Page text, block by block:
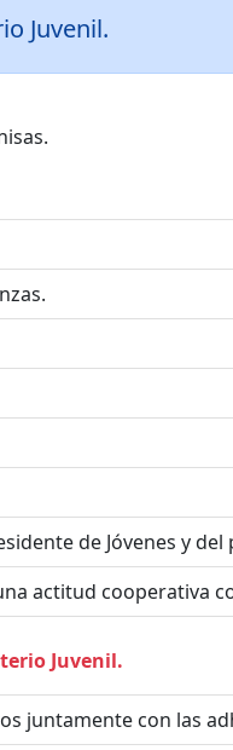
Juvenil.
de Jóvenes y del
actitud cooperativa
Juvenil.
juntamente con las